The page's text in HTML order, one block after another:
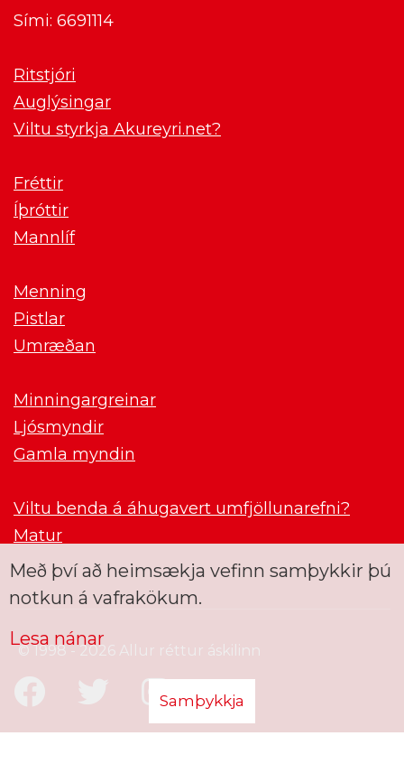
Sími: 6691114
Ritstjóri
Auglýsingar
Viltu styrkja Akureyri.net?
Fréttir
Íþróttir
Mannlíf
Menning
Pistlar
Umræðan
Minningargreinar
Ljósmyndir
Gamla myndin
Viltu benda á áhugavert umfjöllunarefni?
Matur
© 1998 - 2026 Allur réttur áskilinn
Með því að heimsækja vefinn samþykkir þú
notkun á vafrakökum.
Lesa nánar
Samþykkja